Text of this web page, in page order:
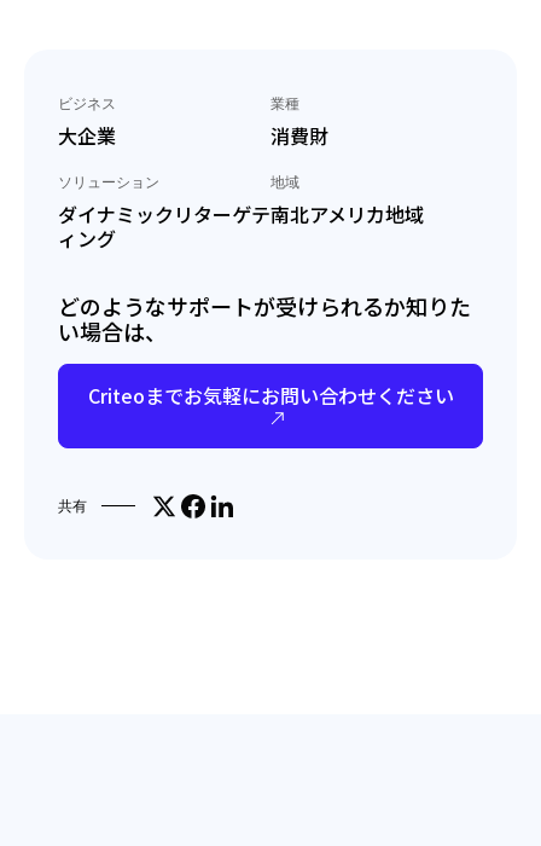
ビジネス
大企業
業種
消費財
ソリューション
ダイナミックリターゲテ
ィング
地域
南北アメリカ地域
どのようなサポートが受けられるか知りた
い場合は、
Criteoまでお気軽にお問い合わせください
共有 Share on X
Facebookでシェア
LinkedInで共有